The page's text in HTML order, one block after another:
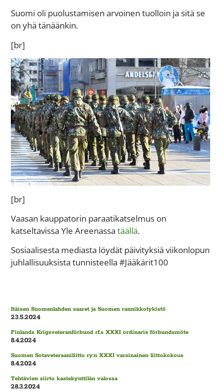
Suomi oli puolustamisen arvoinen tuolloin ja sitä se
on yhä tänäänkin.
[br]
[br]
Vaasan kauppatorin paraatikatselmus on
katseltavissa Yle Areenassatäällä.
Sosiaalisesta mediasta löydät päivityksiä viikonlopun
juhlallisuuksista tunnisteella #Jääkärit100
Itäisen Suomenlahden saaret ja Suomen rannikkotykistö
23.5.2024
Finlands Krigsveteranförbund rf.s XXXI ordinarie förbundsmöte
8.4.2024
Suomen Sotaveteraaniliitto ry:n XXXI varsinainen liittokokous
8.4.2024
Tehtävien siirto kastekynttilän valossa
28.3.2024